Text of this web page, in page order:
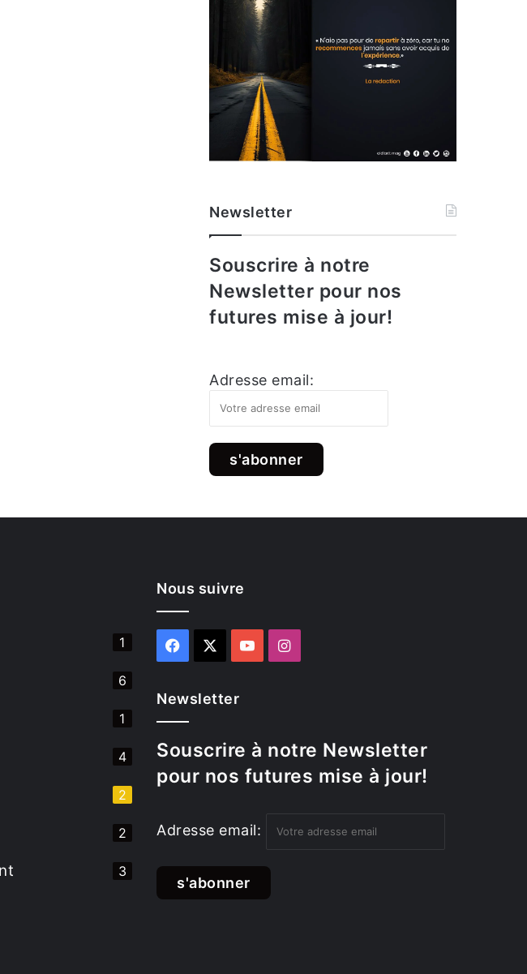
Newsletter
Souscrire à notre
Newsletter pour nos
futures mise à jour!
Adresse email:
1
6
1
4
2
2
3
Nous suivre
Facebook YouTubeInstagram
Newsletter
Souscrire à notre Newsletter
pour nos futures mise à jour!
Adresse email: